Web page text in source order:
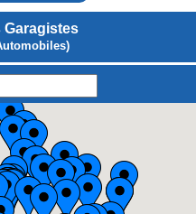
Garagistes